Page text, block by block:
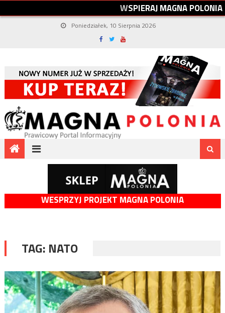
WSPIERAJMAGNAPOLONIA
Poniedziałek, 10 Sierpnia 2026
WESPRZYJ PROJEKT MAGNA POLONIA
TAG: NATO